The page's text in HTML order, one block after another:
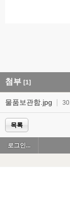
첨부 [1]
물품보관함.jpg
목록
로그인...